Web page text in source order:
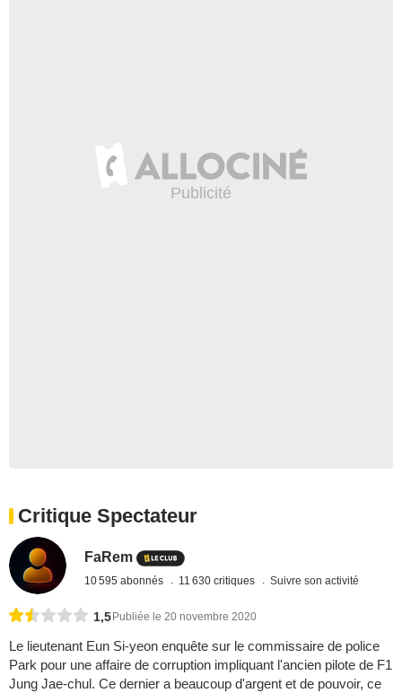
Critique Spectateur
FaRem
10 595 abonnés 11 630 critiques Suivre son activité
1,5 Publiée le 20 novembre 2020
Le lieutenant Eun Si-yeon enquête sur le commissaire de police
Park pour une affaire de corruption impliquant l'ancien pilote de F1
Jung Jae-chul. Ce dernier a beaucoup d'argent et de pouvoir, ce